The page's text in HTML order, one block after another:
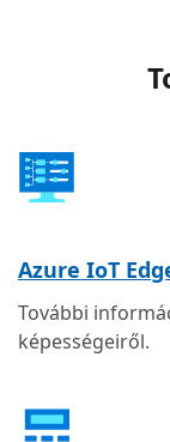
Azure IoT
További
képességeiről.